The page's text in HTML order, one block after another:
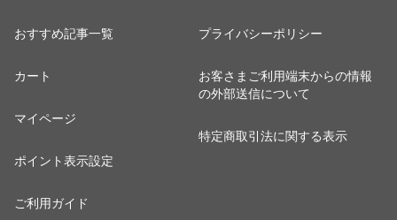
おすすめ記事一覧
カート
マイページ
ポイント表示設定
ご利用ガイド
プライバシーポリシー
お客さまご利用端末からの情報
の外部送信について
特定商取引法に関する表示